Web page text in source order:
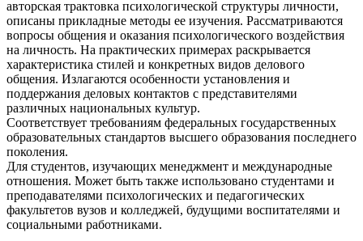
авторская трактовка психологической структуры личности,
описаны прикладные методы ее изучения. Рассматриваются
вопросы общения и оказания психологического воздействия
на личность. На практических примерах раскрывается
характеристика стилей и конкретных видов делового
общения. Излагаются особенности установления и
поддержания деловых контактов с представителями
различных национальных культур.
Соответствует требованиям федеральных государственных
образовательных стандартов высшего образования последнего
поколения.
Для студентов, изучающих менеджмент и международные
отношения. Может быть также использовано студентами и
преподавателями психологических и педагогических
факультетов вузов и колледжей, будущими воспитателями и
социальными работниками.